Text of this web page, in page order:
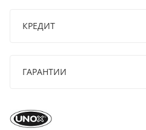
КРЕДИТ
ГАРАНТИИ